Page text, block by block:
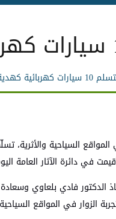
كوريا الجنوبية
في دائرة الآثار العامة
الدكتور فادي بلعاوي
الزوار في المواقع